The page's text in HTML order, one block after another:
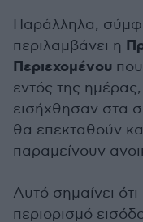
Παράλληλα,
περιλαμβάνει η
Περιεχομένου
εντός της
εισήχθησαν στα
θα επεκταθούν
παραμείνουν
Αυτό σημαίνει
περιορισμό